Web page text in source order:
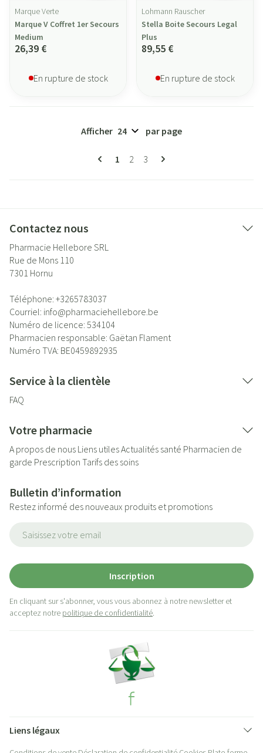
Marque Verte
Marque V Coffret 1er Secours
Medium
26,39 €
En rupture de stock
Lohmann Rauscher
Stella Boite Secours Legal
Plus
89,55 €
En rupture de stock
Pages
Vous lisez actuellement la page
1 Page
2 Page
3
Afficher par page
Contactez nous
Pharmacie Hellebore SRL
Rue de Mons 110
7301 Hornu
Téléphone: +3265783037
Courriel: info@pharmaciehellebore.be
Numéro de licence: 534104
Pharmacien responsable: Gaëtan Flament
Numéro TVA: BE0459892935
Service à la clientèle
FAQ
Votre pharmacie
A propos de nous Liens utilesActualités santé Pharmacien de
garde Prescription Tarifs des soins
Bulletin d’information
Restez informé des nouveaux produits et promotions
Inscription
En cliquant sur s'abonner, vous vous abonnez à notre newsletter et
acceptez notre politique de confidentialité.
Liens légaux